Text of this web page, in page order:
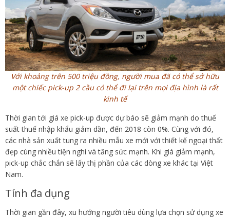
Với khoảng trên 500 triệu đồng, người mua đã có thể sở hữu
một chiếc pick-up 2 cầu có thể đi lại trên mọi địa hình là rất
kinh tế
Thời gian tới giá xe pick-up được dự báo sẽ giảm mạnh do thuế
suất thuế nhập khẩu giảm dần, đến 2018 còn 0%. Cùng với đó,
các nhà sản xuất tung ra nhiều mẫu xe mới với thiết kế ngoại thất
đẹp cùng nhiều tiện nghi và tăng sức mạnh. Khi giá giảm mạnh,
pick-up chắc chắn sẽ lấy thị phần của các dòng xe khác tại Việt
Nam.
Tính đa dụng
Thời gian gần đây, xu hướng người tiêu dùng lựa chọn sử dụng xe